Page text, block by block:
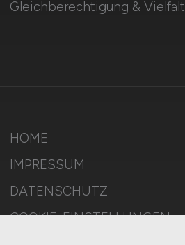
Gleichberechtigung & Vielfalt
HOME
IMPRESSUM
DATENSCHUTZ
COOKIE-EINSTELLUNGEN